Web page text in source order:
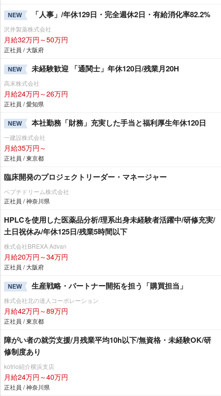
NEW 「人事」/年休129日・完全週休2日・有給消化率82.2%
沢井製薬株式会社
月給32万円～50万円
正社員 / 大阪府
NEW 未経験歓迎 「通関士」年休120日/残業月20H
高末株式会社
月給24万円～26万円
正社員 / 愛知県
NEW 本社勤務「財務」充実した手当と福利厚生年休120日
一建設株式会社
月給35万円～
正社員 / 東京都
臨床開発のプロジェクトリーダー・マネージャー
ペプチドリーム株式会社
正社員 / 神奈川県
HPLCを使用した医薬品分析/理系出身未経験者活躍中/研修充実/
土日祝休み/年休125日/残業5時間以下
株式会社BREXA Advan
月給20万円～34万円
正社員 / 大阪府
NEW 生産戦略・パートナー開拓を担う「購買担当」
株式会社北の達人コーポレーション
月給42万円～89万円
正社員 / 東京都
障がい者の就労支援/月残業平均10h以下/無資格・未経験OK/研
修制度あり
kotrio紹介横浜支店
月給24万円～40万円
正社員 / 神奈川県